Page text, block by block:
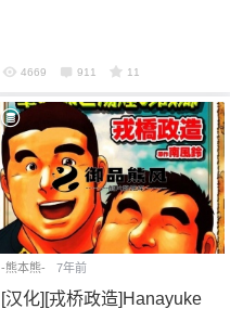
4669 911 11
-熊本熊- 7年前
[汉化][戎桥政造]Hanayuke
已有帐号？ 登录